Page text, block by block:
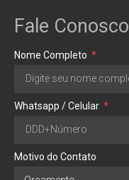
Fale Conosco
Nome Completo
Whatsapp / Celular
Motivo do Contato